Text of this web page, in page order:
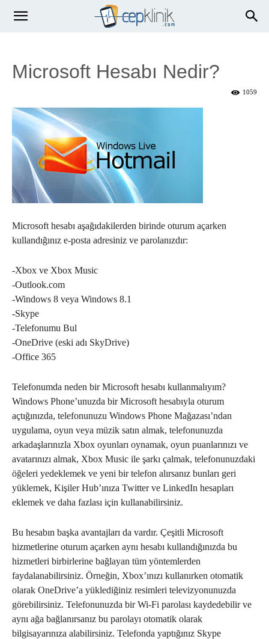
Microsoft Hesabı Nedir?
1059
Microsoft hesabı aşağıdakilerden birinde oturum açarken
kullandığınız e-posta adresiniz ve parolanızdır:
-Xbox ve Xbox Music
-Outlook.com
-Windows 8 veya Windows 8.1
-Skype
-Telefonumu Bul
-OneDrive (eski adı SkyDrive)
-Office 365
Telefonumda neden bir Microsoft hesabı kullanmalıyım?
Windows Phone’unuzda bir Microsoft hesabıyla oturum
açtığınızda, telefonunuzu Windows Phone Mağazası’ndan
uygulama, oyun veya müzik satın almak, telefonunuzda
arkadaşlarınızla Xbox oyunları oynamak, oyun puanlarınızı ve
avatarınızı almak, Xbox Music ile şarkı çalmak, telefonunuzdaki
öğeleri yedeklemek ve yeni bir telefon alırsanız bunları geri
yüklemek, Kişiler Hub’ınıza Twitter ve LinkedIn hesapları
eklemek ve daha fazlası için kullanabilirsiniz.
Bu hesabın başka avantajları da vardır. Çeşitli Microsoft
hizmetlerine oturum açarken aynı hesabı kullandığınızda bu
hizmetleri birbirlerine bağlayan tüm yöntemlerden
faydalanabilirsiniz. Örneğin, Xbox’ınızı kullanırken otomatik
olarak OneDrive’a yüklediğiniz resimleri televizyonunuzda
görebilirsiniz. Telefonunuzda bir Wi-Fi parolası kaydedebilir ve
aynı ağa bağlanırsanız bu parolayı otomatik olarak
bilgisayarınıza alabilirsiniz. Telefonda yaptığınız Skype